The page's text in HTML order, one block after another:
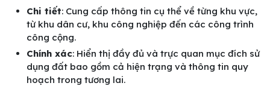
Chi tiết: Cung cấp thông tin cụ thể về từng khu vực,
từ khu dân cư, khu công nghiệp đến các công trình
công cộng.
Chính xác: Hiển thị đầy đủ và trực quan mục đích sử
dụng đất bao gồm cả hiện trạng và thông tin quy
hoạch trong tương lai.